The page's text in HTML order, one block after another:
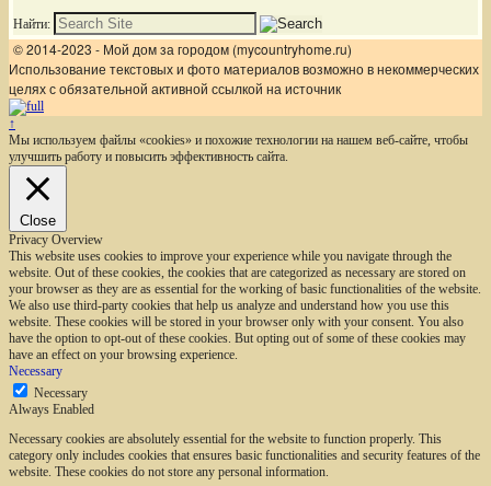
Найти:
© 2014-2023 - Мой дом за городом (mycountryhome.ru)
Использование текстовых и фото материалов возможно в некоммерческих
целях с обязательной активной ссылкой на источник
↑
Мы используем файлы «cookies» и похожие технологии на нашем веб-сайте, чтобы
улучшить работу и повысить эффективность сайта.
Close
Privacy Overview
This website uses cookies to improve your experience while you navigate through the
website. Out of these cookies, the cookies that are categorized as necessary are stored on
your browser as they are as essential for the working of basic functionalities of the website.
We also use third-party cookies that help us analyze and understand how you use this
website. These cookies will be stored in your browser only with your consent. You also
have the option to opt-out of these cookies. But opting out of some of these cookies may
have an effect on your browsing experience.
Necessary
Necessary
Always Enabled
Necessary cookies are absolutely essential for the website to function properly. This
category only includes cookies that ensures basic functionalities and security features of the
website. These cookies do not store any personal information.